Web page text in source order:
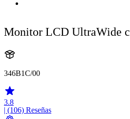
Monitor LCD UltraWide
346B1C/00
3.8
| (106) Reseñas